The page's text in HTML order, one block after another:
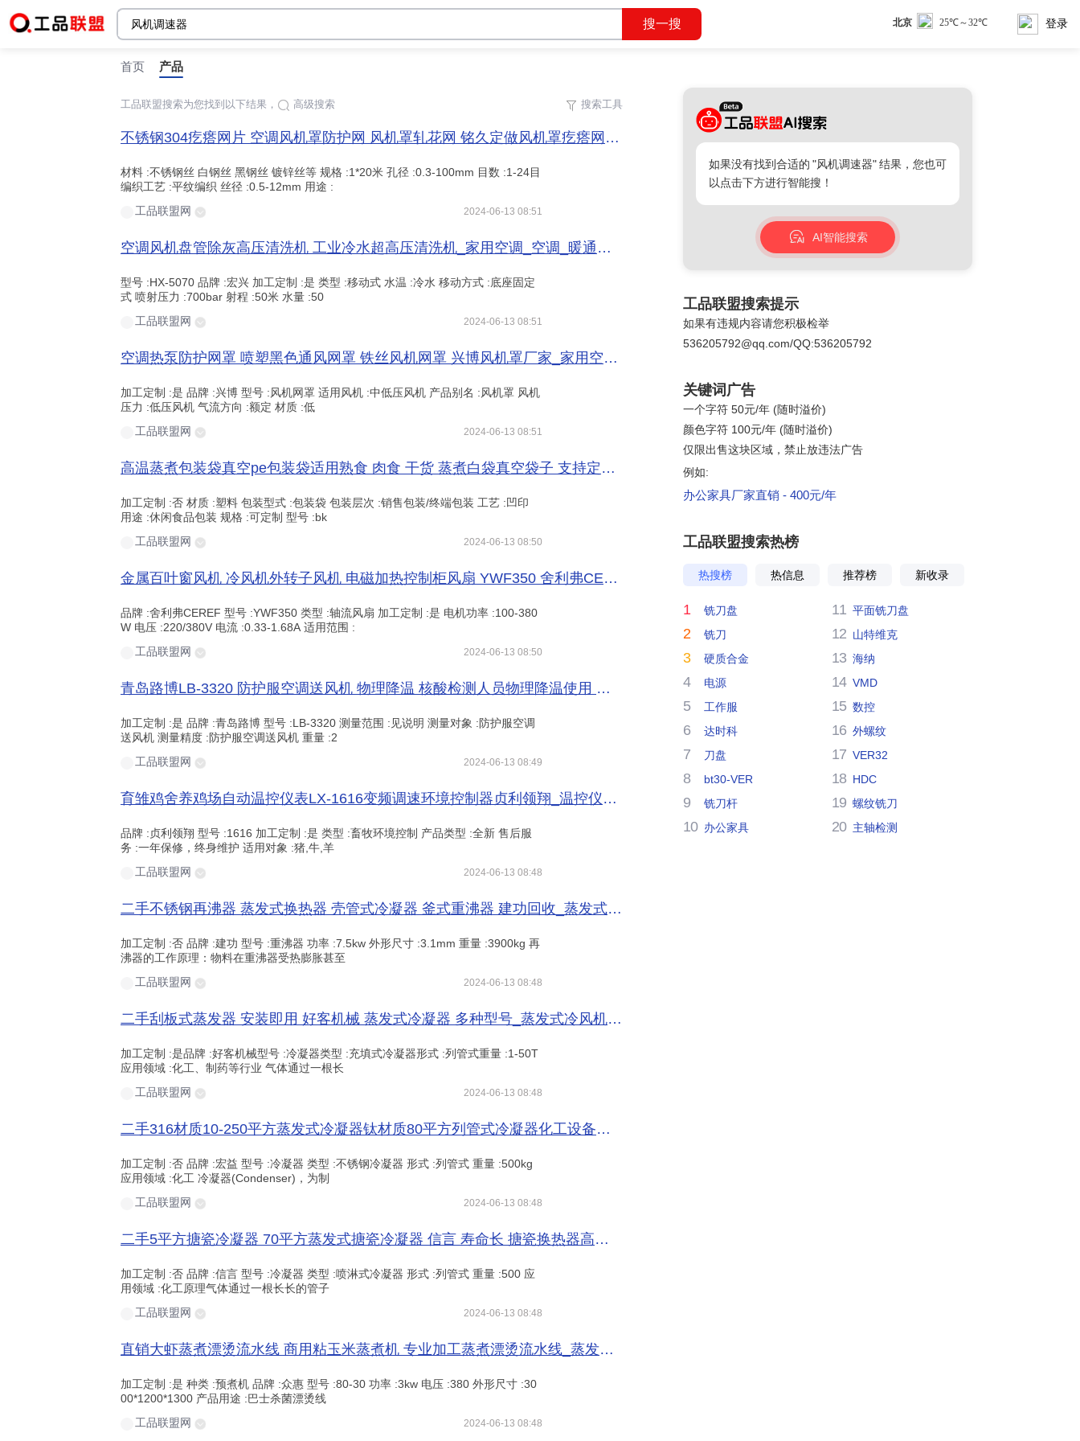
登录
首页 产品
工品联盟搜索为您找到以下结果， 高级搜索 搜索工具
时间: 站点内检索 确定 收起工具
不锈钢304疙瘩网片 空调风机罩防护网 风机罩轧花网 铭久定做风机罩疙瘩网_家用空调_空调_暖通制冷_供应_工品联盟网
材料 :不锈钢丝 白钢丝 黑钢丝 镀锌丝等 规格 :1*20米 孔径 :0.3-100mm 目数 :1-24目
编织工艺 :平纹编织 丝径 :0.5-12mm 用途 :
工品联盟网
2024-06-13 08:51
空调风机盘管除灰高压清洗机 工业冷水超高压清洗机_家用空调_空调_暖通制冷_供应_工品联盟网
型号 :HX-5070 品牌 :宏兴 加工定制 :是 类型 :移动式 水温 :冷水 移动方式 :底座固定
式 喷射压力 :700bar 射程 :50米 水量 :50
工品联盟网
2024-06-13 08:51
空调热泵防护网罩 喷塑黑色通风网罩 铁丝风机网罩 兴博风机罩厂家_家用空调_空调_暖通制冷_供应_工品联盟网
加工定制 :是 品牌 :兴博 型号 :风机网罩 适用风机 :中低压风机 产品别名 :风机罩 风机
压力 :低压风机 气流方向 :额定 材质 :低
工品联盟网
2024-06-13 08:51
高温蒸煮包装袋真空pe包装袋适用熟食 肉食 干货 蒸煮白袋真空袋子 支持定做_蒸发式冷风机_空调_暖通制冷_供应_工品联盟网
加工定制 :否 材质 :塑料 包装型式 :包装袋 包装层次 :销售包装/终端包装 工艺 :凹印
用途 :休闲食品包装 规格 :可定制 型号 :bk
工品联盟网
2024-06-13 08:50
金属百叶窗风机 冷风机外转子风机 电磁加热控制柜风扇 YWF350 舍利弗CEREF_蒸发式冷风机_空调_暖通制冷_供应_工品联盟网
品牌 :舍利弗CEREF 型号 :YWF350 类型 :轴流风扇 加工定制 :是 电机功率 :100-380
W 电压 :220/380V 电流 :0.33-1.68A 适用范围 :
工品联盟网
2024-06-13 08:50
青岛路博LB-3320 防护服空调送风机 物理降温 核酸检测人员物理降温使用 便携小空调_家用空调_空调_暖通制冷_供应_工品联盟网
加工定制 :是 品牌 :青岛路博 型号 :LB-3320 测量范围 :见说明 测量对象 :防护服空调
送风机 测量精度 :防护服空调送风机 重量 :2
工品联盟网
2024-06-13 08:49
育雏鸡舍养鸡场自动温控仪表LX-1616变频调速环境控制器贞利领翔_温控仪表_供暖供热设备_暖通制冷_供应_工品联盟网
品牌 :贞利领翔 型号 :1616 加工定制 :是 类型 :畜牧环境控制 产品类型 :全新 售后服
务 :一年保修，终身维护 适用对象 :猪,牛,羊
工品联盟网
2024-06-13 08:48
二手不锈钢再沸器 蒸发式换热器 壳管式冷凝器 釜式重沸器 建功回收_蒸发式冷风机_空调_暖通制冷_供应_工品联盟网
加工定制 :否 品牌 :建功 型号 :重沸器 功率 :7.5kw 外形尺寸 :3.1mm 重量 :3900kg 再
沸器的工作原理：物料在重沸器受热膨胀甚至
工品联盟网
2024-06-13 08:48
二手刮板式蒸发器 安装即用 好客机械 蒸发式冷凝器 多种型号_蒸发式冷风机_空调_暖通制冷_供应_工品联盟网
加工定制 :是品牌 :好客机械型号 :冷凝器类型 :充填式冷凝器形式 :列管式重量 :1-50T
应用领域 :化工、制药等行业 气体通过一根长
工品联盟网
2024-06-13 08:48
二手316材质10-250平方蒸发式冷凝器钛材质80平方列管式冷凝器化工设备宏益处理二手筛板冷凝器现货出售二手搪瓷冷凝器_蒸发式冷风机_空调_暖通制冷_供应_工品联盟网
加工定制 :否 品牌 :宏益 型号 :冷凝器 类型 :不锈钢冷凝器 形式 :列管式 重量 :500kg
应用领域 :化工 冷凝器(Condenser)，为制
工品联盟网
2024-06-13 08:48
二手5平方搪瓷冷凝器 70平方蒸发式搪瓷冷凝器 信言 寿命长 搪瓷换热器高压搪瓷换热器_蒸发式冷风机_空调_暖通制冷_供应_工品联盟网
加工定制 :否 品牌 :信言 型号 :冷凝器 类型 :喷淋式冷凝器 形式 :列管式 重量 :500 应
用领域 :化工原理气体通过一根长长的管子
工品联盟网
2024-06-13 08:48
直销大虾蒸煮漂烫流水线 商用粘玉米蒸煮机 专业加工蒸煮漂烫流水线_蒸发式冷风机_空调_暖通制冷_供应_工品联盟网
加工定制 :是 种类 :预煮机 品牌 :众惠 型号 :80-30 功率 :3kw 电压 :380 外形尺寸 :30
00*1200*1300 产品用途 :巴士杀菌漂烫线
工品联盟网
2024-06-13 08:48
如果没有找到合适的 "风机调速器"结果，您也可
以点击下方进行智能搜！
AI智能搜索
工品联盟搜索提示
如果有违规内容请您积极检举
536205792@qq.com/QQ:536205792
关键词广告
一个字符 50元/年 (随时溢价)
颜色字符 100元/年 (随时溢价)
仅限出售这块区域，禁止放违法广告
例如:
办公家具厂家直销 - 400元/年
工品联盟搜索热榜
热搜榜 热信息 推荐榜 新收录
1 铣刀盘
2 铣刀
3 硬质合金
4 电源
5 工作服
6 达时科
7 刀盘
8 bt30-VER
9 铣刀杆
10 办公家具
11 平面铣刀盘
12 山特维克
13 海纳
14 VMD
15 数控
16 外螺纹
17 VER32
18 HDC
19 螺纹铣刀
20 主轴检测